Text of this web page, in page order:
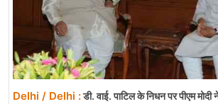
Delhi / Delhi :डी. वाई. पाटिल के निधन पर पीएम मोदी